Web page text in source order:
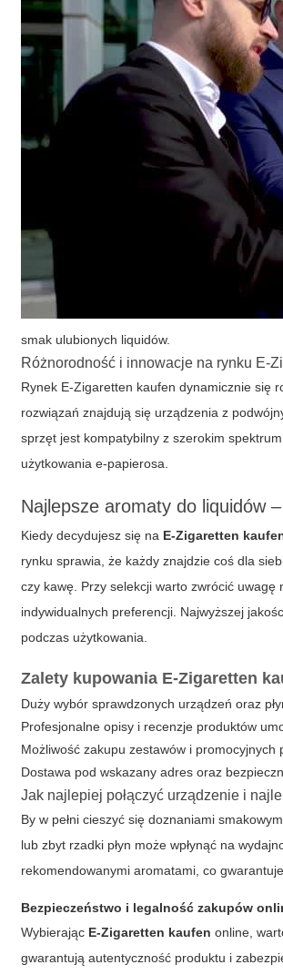
smak ulubionych liquidów.
Różnorodność i innowacje na rynku E-
Rynek E-Zigaretten kaufen dynamicznie się
rozwiązań znajdują się urządzenia z
sprzęt jest kompatybilny z szerokim spektrum
użytkowania e-papierosa.
Najlepsze aromaty do liquidów
Kiedy decydujesz się na E-Zigaretten
rynku sprawia, że każdy znajdzie coś dla
czy kawę. Przy selekcji warto zwrócić uwagę
indywidualnych preferencji. Najwyższej
podczas użytkowania.
Zalety kupowania E-Zigaretten
Duży wybór sprawdzonych urządzeń oraz
Profesjonalne opisy i recenzje produktów
Możliwość zakupu zestawów i promocyjnych
Dostawa pod wskazany adres oraz
Jak najlepiej połączyć urządzenie i
By w pełni cieszyć się doznaniami
lub zbyt rzadki płyn może wpłynąć na
rekomendowanymi aromatami, co
Bezpieczeństwo i legalność zakupów
Wybierając E-Zigaretten kaufen online,
gwarantują autentyczność produktu i